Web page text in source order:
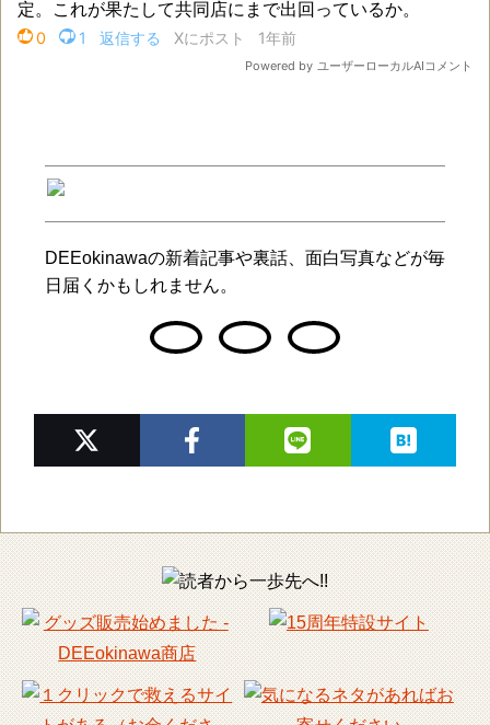
DEEokinawaの新着記事や裏話、面白写真などが毎
日届くかもしれません。